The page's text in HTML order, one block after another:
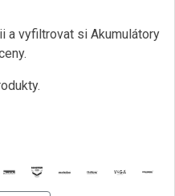
a vyfiltrovat si Akumulátory